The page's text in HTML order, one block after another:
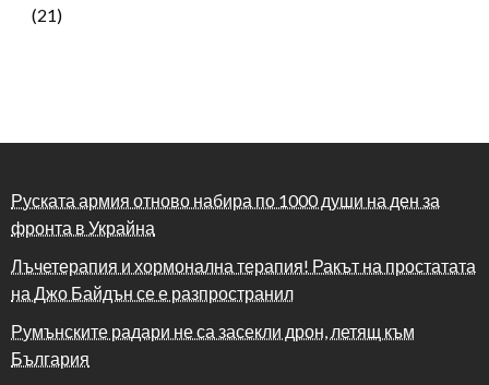
(21)
Руската армия отново набира по 1000 души на ден за
фронта в Украйна
Лъчетерапия и хормонална терапия! Ракът на простатата
на Джо Байдън се е разпространил
Румънските радари не са засекли дрон, летящ към
България